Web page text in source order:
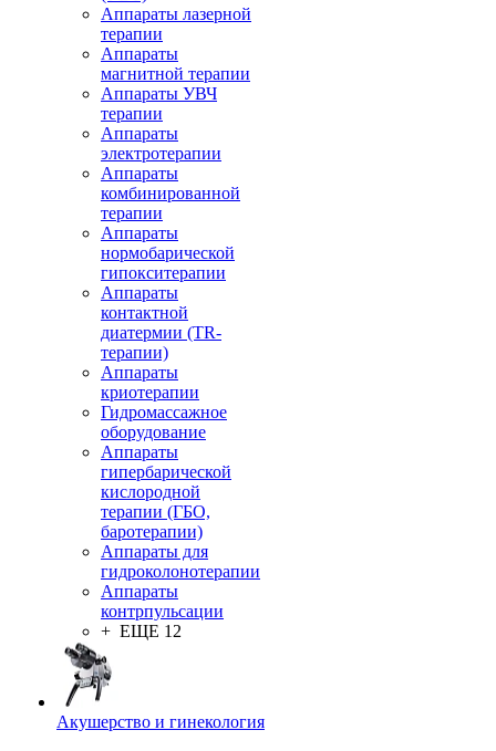
Аппараты лазерной
терапии
Аппараты
магнитной терапии
Аппараты УВЧ
терапии
Аппараты
электротерапии
Аппараты
комбинированной
терапии
Аппараты
нормобарической
гипокситерапии
Аппараты
контактной
диатермии (TR-
терапии)
Аппараты
криотерапии
Гидромассажное
оборудование
Аппараты
гипербарической
кислородной
терапии (ГБО,
баротерапии)
Аппараты для
гидроколонотерапии
Аппараты
контрпульсации
+ ЕЩЕ 12
Акушерство и гинекология